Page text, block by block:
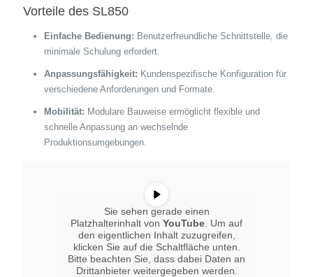
Vorteile des SL850
Einfache Bedienung: Benutzerfreundliche Schnittstelle, die
minimale Schulung erfordert.
Anpassungsfähigkeit: Kundenspezifische Konfiguration für
verschiedene Anforderungen und Formate.
Mobilität: Modulare Bauweise ermöglicht flexible und
schnelle Anpassung an wechselnde
Produktionsumgebungen.
Sie sehen gerade einen
Platzhalterinhalt von YouTube . Um auf
den eigentlichen Inhalt zuzugreifen,
klicken Sie auf die Schaltfläche unten.
Bitte beachten Sie, dass dabei Daten an
Drittanbieter weitergegeben werden.